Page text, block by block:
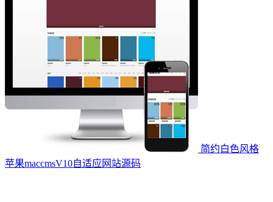
简约白色风格
苹果maccmsV10自适应网站源码